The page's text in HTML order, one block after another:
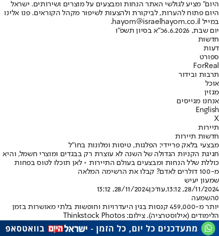
היום" מציע לגולשי האתר הנחות ומבצעים על מוצרים ושירותים. ישראל
היום פתוח להערות, לביקורת ולהצעות לשיפור מקהל הקוראים. פנו אלינו
במייל hayom@israelhayom.co.il.
יום שבת, 6.6.2026
כ"א בסיון תשפ"ו
חדשות
דעות
ספורט
ForReal
תרבות ובידור
אוכל
מגזין
אנחנו מגייסים
English
X
תיירות
חדשות תיירות
מבצעי בלאק פריידי: הפלגות, טיסות ומלונות בחו"ל
חגיגת הקניות הגדולה של השנה לא עוצרת רק בבגדים ומוצרי חשמל, והיא
כוללת שלל הנחות ומבצעים בעולם התיירות • לאן תוכלו לטוס בפחות
מ-100 דולרים לאדם? קבלו את הרשימה המלאה
שמעון יעיש
28/11/2024, 13:12
,עודכן28/11/2024, 13:12
0השמעה
יותר מ-459,000 קנסות בגין היעדרויות וחופשות בלתי מאושרות בזמן
הלימודים (אילוסטרציה). צילום: Thinkstock Photos